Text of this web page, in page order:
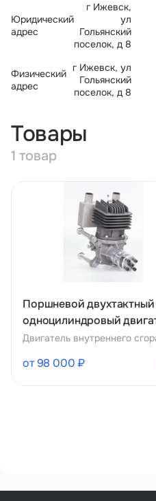
Юридический
адрес
г Ижевск,
ул
Гольянский
поселок, д 8
Физический
адрес
г Ижевск, ул
Гольянский
поселок, д 8
Товары
1 товар
Поршневой двухтактный
одноцилиндровый
TK-55RA
Двигатель внутреннего
от 98 000 ₽